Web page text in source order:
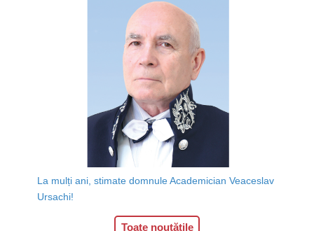
La mulți ani, stimate domnule Academician Veaceslav
Ursachi!
Toate noutățile